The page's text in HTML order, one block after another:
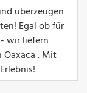
überzeugen
Egal ob für
wir liefern
. Mit